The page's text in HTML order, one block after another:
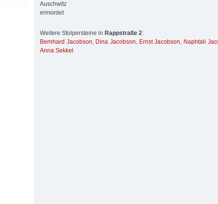
Auschwitz
ermordet
Weitere Stolpersteine in Rappstraße 2:
Bernhard Jacobson, Dina Jacobson, Ernst Jacobson, Naphtali
Anna Sekkel